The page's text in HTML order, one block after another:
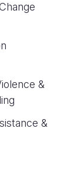
&
&